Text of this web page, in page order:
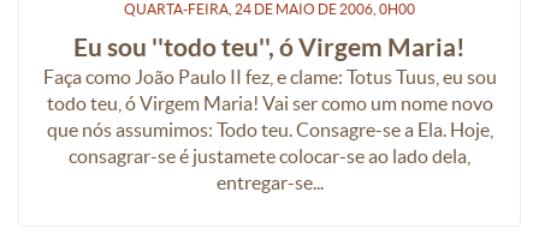
QUARTA-FEIRA, 24 DE MAIO DE 2006, 0H00
Eu sou ''todo teu'', ó Virgem Maria!
Faça como João Paulo II fez, e clame: Totus Tuus, eu sou
todo teu, ó Virgem Maria! Vai ser como um nome novo
que nós assumimos: Todo teu. Consagre-se a Ela. Hoje,
consagrar-se é justamete colocar-se ao lado dela,
entregar-se...